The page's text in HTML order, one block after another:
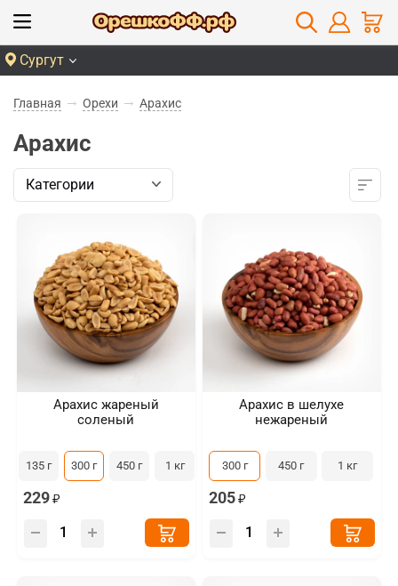
Сургут
Главная Орехи Арахис
Арахис
Категории
Арахис жареный
соленый
135 г 300 г 450 г 1 кг
229
Арахис в шелухе
нежареный
300 г 450 г 1 кг
205